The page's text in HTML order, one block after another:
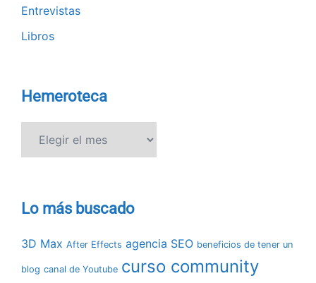
Entrevistas
Libros
Hemeroteca
Lo más buscado
3D Max After Effects agencia SEO beneficios de tener un
blog canal de Youtube curso community